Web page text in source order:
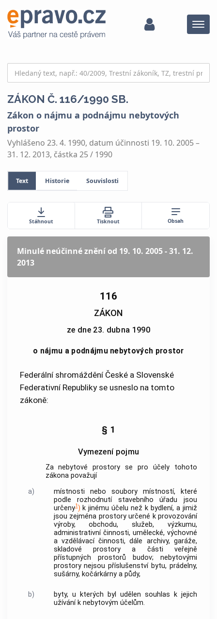
Menu
ZÁKON Č. 116/1990 SB.
Zákon o nájmu a podnájmu nebytových
prostor
Vyhlášeno 23. 4. 1990, datum účinnosti 19. 10. 2005 –
31. 12. 2013, částka 25 / 1990
Text Historie Souvislosti
Stáhnout Tisknout Obsah
Minulé neúčinné zněníod 19. 10. 2005 - 31. 12.
2013
116
ZÁKON
ze dne 23. dubna 1990
o nájmu a podnájmu nebytových prostor
Federální shromáždění České a Slovenské
Federativní Republiky se usneslo na tomto
zákoně:
§ 1
Vymezení pojmu
Za nebytové prostory se pro účely tohoto
zákona považují
a)
místnosti nebo soubory místností, které
podle rozhodnutí stavebního úřadu jsou
určeny1) k jinému účelu než k bydlení, a jimiž
jsou zejména prostory určené k provozování
výroby, obchodu, služeb, výzkumu,
administrativní činnosti, umělecké, výchovné
a vzdělávací činnosti, dále archivy, garáže,
skladové prostory a části veřejně
přístupných prostorů budov; nebytovými
prostory nejsou příslušenství bytu, prádelny,
sušárny, kočárkárny a půdy,
b)
byty, u kterých byl udělen souhlas k jejich
užívání k nebytovým účelům.